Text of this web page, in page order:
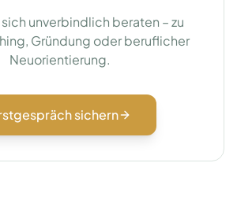
sich unverbindlich beraten – zu
Gründung oder beruflicher
Neuorientierung.
sichern